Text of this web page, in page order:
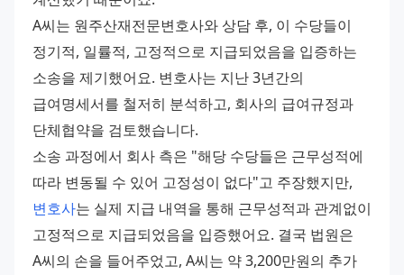
A씨는 원주산재전문변호사와 상담 후, 이 수당들이
정기적, 일률적, 고정적으로 지급되었음을 입증하는
소송을 제기했어요. 변호사는 지난 3년간의
급여명세서를 철저히 분석하고, 회사의 급여규정과
단체협약을 검토했습니다.
소송 과정에서 회사 측은 "해당 수당들은 근무성적에
변호사는 실제 지급 내역을 통해 근무성적과 관계없이
고정적으로 지급되었음을 입증했어요. 결국 법원은
A씨의 손을 들어주었고, A씨는 약 3,200만원의 추가